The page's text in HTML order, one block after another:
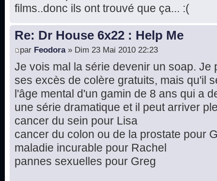
films..donc ils ont trouvé que ça... :(
Re: Dr House 6x22 : Help Me
par Feodora» Dim 23 Mai 2010 22:23
Je vois mal la série devenir un soap. Je
ses excès de colère gratuits, mais qu'il
l'âge mental d'un gamin de 8 ans qui a
une série dramatique et il peut arriver
cancer du sein pour Lisa
cancer du colon ou de la prostate pour
maladie incurable pour Rachel
pannes sexuelles pour Greg